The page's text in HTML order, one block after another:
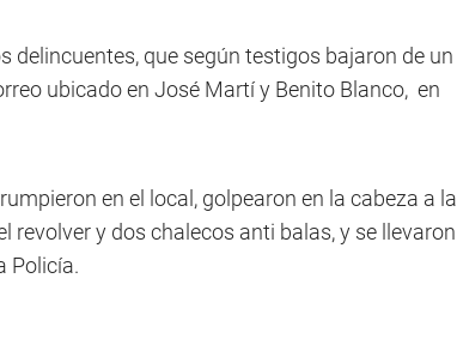
delincuentes, que según testigos bajaron de un
ubicado en José Martí y Benito Blanco, en
en el local, golpearon en la cabeza a la
revolver y dos chalecos anti balas, y se llevaron
Policía.